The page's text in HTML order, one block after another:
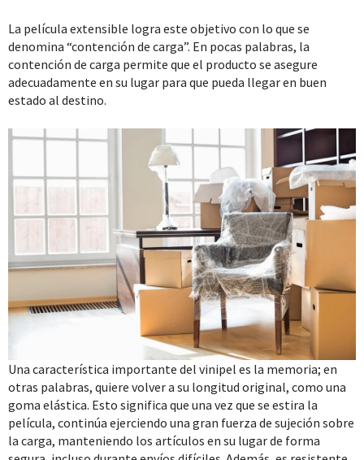
La película extensible logra este objetivo con lo que se
denomina “contención de carga”. En pocas palabras, la
contención de carga permite que el producto se asegure
adecuadamente en su lugar para que pueda llegar en buen
estado al destino.
Una característica importante del vinipel es la memoria; en
otras palabras, quiere volver a su longitud original, como una
goma elástica. Esto significa que una vez que se estira la
película, continúa ejerciendo una gran fuerza de sujeción sobre
la carga, manteniendo los artículos en su lugar de forma